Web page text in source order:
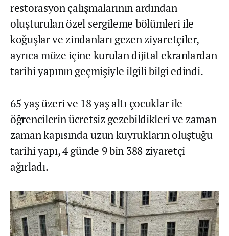
restorasyon çalışmalarının ardından
oluşturulan özel sergileme bölümleri ile
koğuşlar ve zindanları gezen ziyaretçiler,
ayrıca müze içine kurulan dijital ekranlardan
tarihi yapının geçmişiyle ilgili bilgi edindi.
65 yaş üzeri ve 18 yaş altı çocuklar ile
öğrencilerin ücretsiz gezebildikleri ve zaman
zaman kapısında uzun kuyrukların oluştuğu
tarihi yapı, 4 günde 9 bin 388 ziyaretçi
ağırladı.